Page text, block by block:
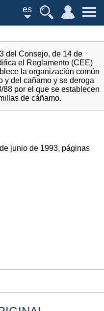
es
del Consejo, de 14 de
el Reglamento (CEE)
la organización común
y del cañamo y se deroga
por el que se establecen
de cáñamo.
junio de 1993, páginas